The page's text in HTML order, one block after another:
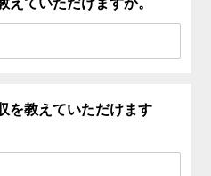
えていただけますか。
を教えていただけます